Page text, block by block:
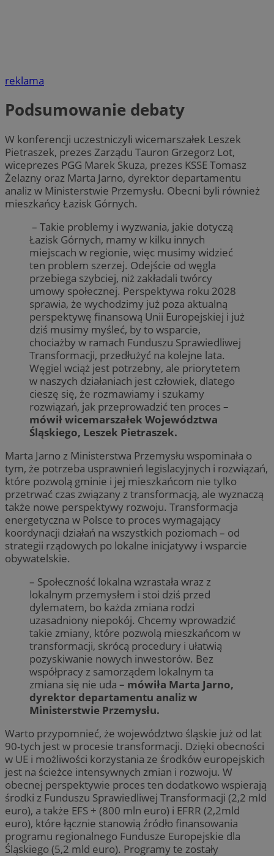
reklama
Podsumowanie debaty
W konferencji uczestniczyli wicemarszałek Leszek
Pietraszek, prezes Zarządu Tauron Grzegorz Lot,
wiceprezes PGG Marek Skuza, prezes KSSE Tomasz
Żelazny oraz Marta Jarno, dyrektor departamentu
analiz w Ministerstwie Przemysłu. Obecni byli również
mieszkańcy Łazisk Górnych.
– Takie problemy i wyzwania, jakie dotyczą
Łazisk Górnych, mamy w kilku innych
miejscach w regionie, więc musimy widzieć
ten problem szerzej. Odejście od węgla
przebiega szybciej, niż zakładali twórcy
umowy społecznej. Perspektywa roku 2028
sprawia, że wychodzimy już poza aktualną
perspektywę finansową Unii Europejskiej i już
dziś musimy myśleć, by to wsparcie,
chociażby w ramach Funduszu Sprawiedliwej
Transformacji, przedłużyć na kolejne lata.
Węgiel wciąż jest potrzebny, ale priorytetem
w naszych działaniach jest człowiek, dlatego
cieszę się, że rozmawiamy i szukamy
rozwiązań, jak przeprowadzić ten proces–
mówił wicemarszałek Województwa
Śląskiego, Leszek Pietraszek.
Marta Jarno z Ministerstwa Przemysłu wspominała o
tym, że potrzeba usprawnień legislacyjnych i rozwiązań,
które pozwolą gminie i jej mieszkańcom nie tylko
przetrwać czas związany z transformacją, ale wyznaczą
także nowe perspektywy rozwoju. Transformacja
energetyczna w Polsce to proces wymagający
koordynacji działań na wszystkich poziomach – od
strategii rządowych po lokalne inicjatywy i wsparcie
obywatelskie.
– Społeczność lokalna wzrastała wraz z
lokalnym przemysłem i stoi dziś przed
dylematem, bo każda zmiana rodzi
uzasadniony niepokój. Chcemy wprowadzić
takie zmiany, które pozwolą mieszkańcom w
transformacji, skrócą procedury i ułatwią
pozyskiwanie nowych inwestorów. Bez
współpracy z samorządem lokalnym ta
zmiana się nie uda – mówiła Marta Jarno,
dyrektor departamentu analiz w
Ministerstwie Przemysłu.
Warto przypomnieć, że województwo śląskie już od lat
90-tych jest w procesie transformacji. Dzięki obecności
w UE i możliwości korzystania ze środków europejskich
jest na ścieżce intensywnych zmian i rozwoju. W
obecnej perspektywie proces ten dodatkowo wspierają
środki z Funduszu Sprawiedliwej Transformacji (2,2 mld
euro), a także EFS + (800 mln euro) i EFRR (2,2mld
euro), które łącznie stanowią źródło finansowania
programu regionalnego Fundusze Europejskie dla
Śląskiego (5,2 mld euro). Programy te zostały